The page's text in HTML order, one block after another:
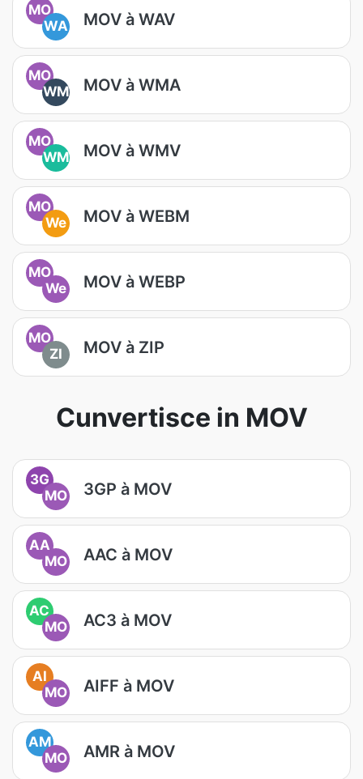
MO
WA
MOV à WAV
MO
WM
MOV à WMA
MO
WM
MOV à WMV
MO
We
MOV à WEBM
MO
We
MOV à WEBP
MO
ZI
MOV à ZIP
Cunvertisce in MOV
3G
MO
3GP à MOV
AA
MO
AAC à MOV
AC
MO
AC3 à MOV
AI
MO
AIFF à MOV
AM
MO
AMR à MOV